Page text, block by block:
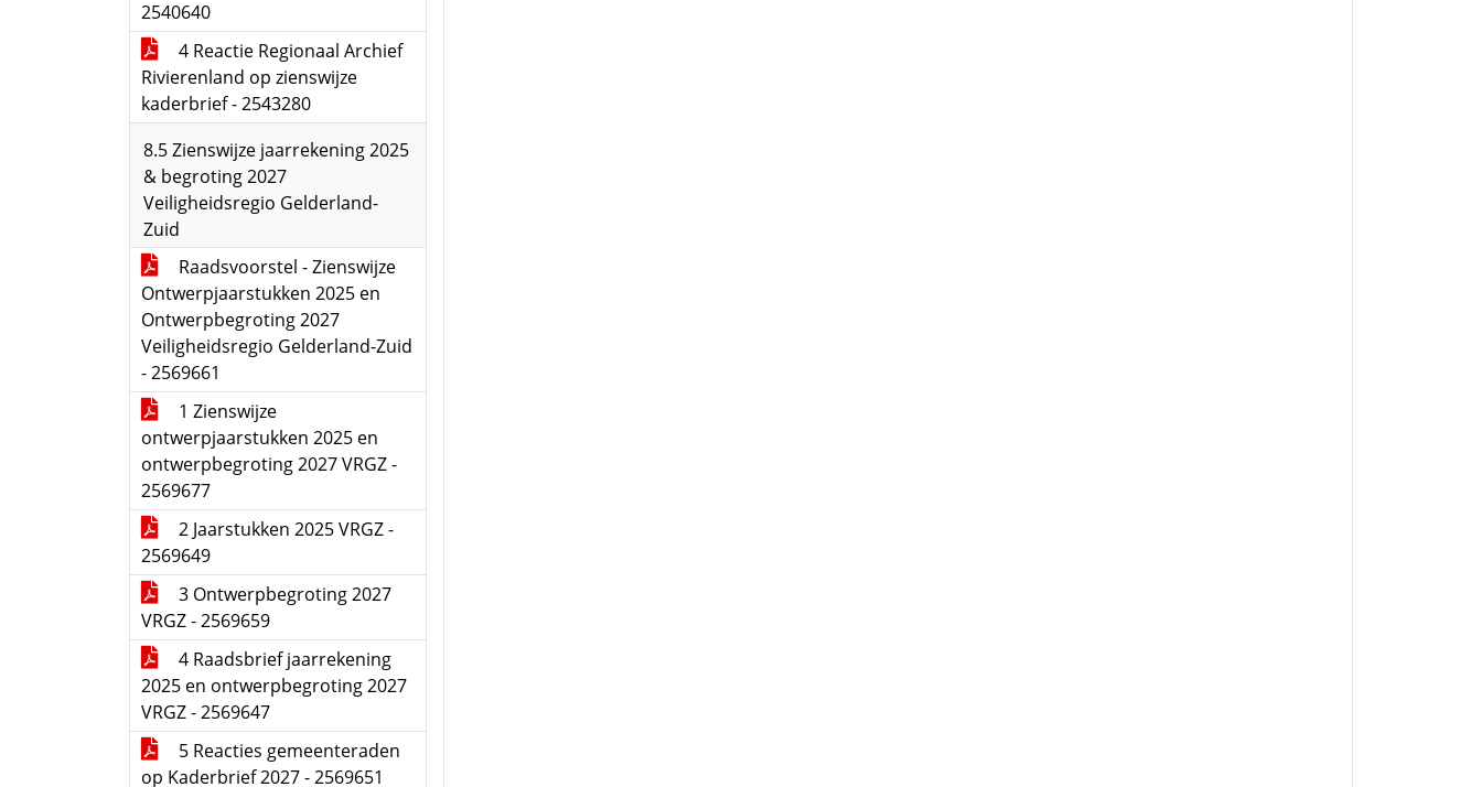
2540640
4 Reactie Regionaal Archief
Rivierenland op zienswijze
kaderbrief - 2543280
8.5 Zienswijze jaarrekening 2025
& begroting 2027
Veiligheidsregio Gelderland-
Zuid
Raadsvoorstel - Zienswijze
Ontwerpjaarstukken 2025 en
Ontwerpbegroting 2027
Veiligheidsregio Gelderland-Zuid
- 2569661
1 Zienswijze
ontwerpjaarstukken 2025 en
ontwerpbegroting 2027 VRGZ -
2569677
2 Jaarstukken 2025 VRGZ -
2569649
3 Ontwerpbegroting 2027
VRGZ - 2569659
4 Raadsbrief jaarrekening
2025 en ontwerpbegroting 2027
VRGZ - 2569647
5 Reacties gemeenteraden
op Kaderbrief 2027 - 2569651